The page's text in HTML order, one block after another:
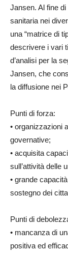
Jansen. Al fine
sanitaria nei
una “matrice di
descrivere i vari
d’analisi per la
Jansen, che
la diffusione nei
Punti di forza:
• organizzazioni
governative;
• acquisita
sull’attività delle
• grande
sostegno dei
Punti di
• mancanza di
positiva ed